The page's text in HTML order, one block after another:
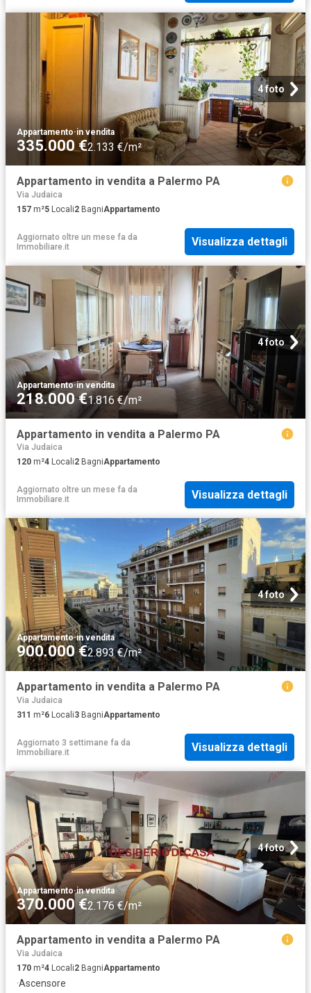
4 foto
Appartamento·in vendita
335.000 €2.133 €/m²
Appartamento in vendita a Palermo PA
Via Judaica
157 m²5 Locali2 BagniAppartamento
Aggiornato oltre un mese fa da
Immobiliare.it
Visualizza dettagli
4 foto
Appartamento·in vendita
218.000 €1.816 €/m²
Appartamento in vendita a Palermo PA
Via Judaica
120 m²4 Locali2 BagniAppartamento
Aggiornato oltre un mese fa da
Immobiliare.it
Visualizza dettagli
4 foto
Appartamento·in vendita
900.000 €2.893 €/m²
Appartamento in vendita a Palermo PA
Via Judaica
311 m²6 Locali3 BagniAppartamento
Aggiornato 3 settimane fa da
Immobiliare.it
Visualizza dettagli
4 foto
Appartamento·in vendita
370.000 €2.176 €/m²
Appartamento in vendita a Palermo PA
Via Judaica
170 m²4 Locali2 BagniAppartamento
·Ascensore